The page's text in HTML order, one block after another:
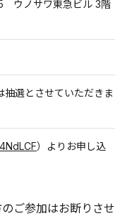
ウノサワ東急ビル 3階
選とさせていただきま
）よりお申し込
ご参加はお断りさせ